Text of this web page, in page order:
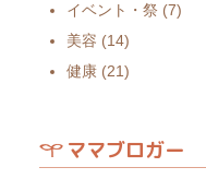
イベント・祭 (7)
美容 (14)
健康(21)
ママブロガー